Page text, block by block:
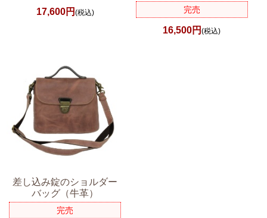
17,600円 (税込) 完売
16,500円(税込)
差し込み錠のショルダー
バッグ（牛革）
完売